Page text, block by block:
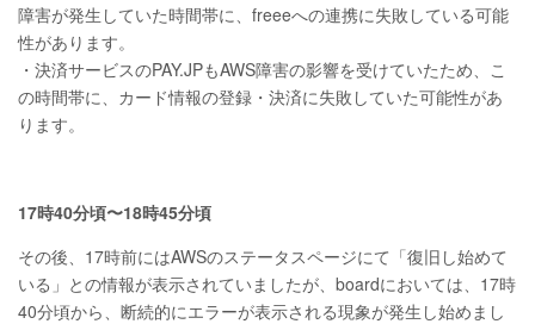
障害が発生していた時間帯に、freeeへの連携に失敗している可能
性があります。
・決済サービスのPAY.JPもAWS障害の影響を受けていたため、こ
の時間帯に、カード情報の登録・決済に失敗していた可能性があ
ります。
17時40分頃〜18時45分頃
その後、17時前にはAWSのステータスページにて「復旧し始めて
いる」との情報が表示されていましたが、boardにおいては、17時
40分頃から、断続的にエラーが表示される現象が発生し始めまし